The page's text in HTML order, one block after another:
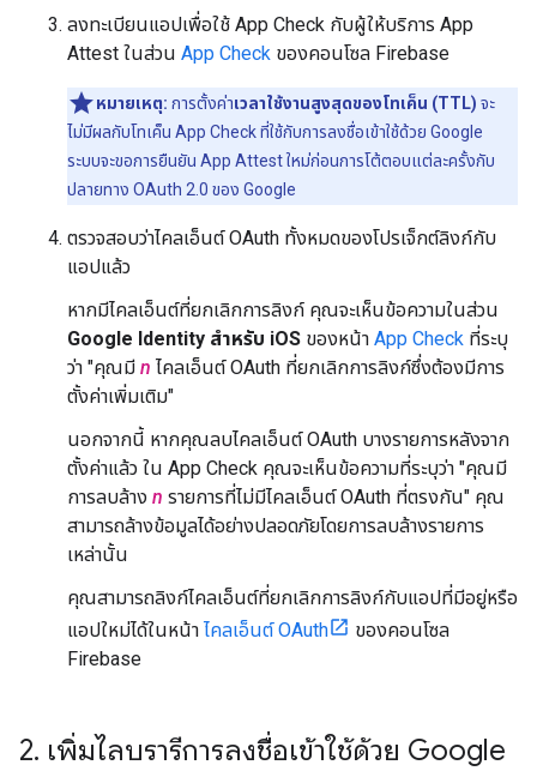
ลงทะเบียนแอปเพื่อใช้ App Check กับผู้ให้บริการ App
Attest ในส่วน App Check ของคอนโซล Firebase
หมายเหตุ: การตั้งค่าเวลาใช้งานสูงสุดของโทเค็น (TTL) จะ
ไม่มีผลกับโทเค็น App Check ที่ใช้กับการลงชื่อเข้าใช้ด้วย Google
ระบบจะขอการยืนยัน App Attest ใหม่ก่อนการโต้ตอบแต่ละครั้งกับ
ปลายทาง OAuth 2.0 ของ Google
ตรวจสอบว่าไคลเอ็นต์ OAuth ทั้งหมดของโปรเจ็กต์ลิงก์กับ
แอปแล้ว
หากมีไคลเอ็นต์ที่ยกเลิกการลิงก์ คุณจะเห็นข้อความในส่วน
Google Identity สำหรับ iOS ของหน้า App Check ที่ระบุ
ว่า "คุณมี n ไคลเอ็นต์ OAuth ที่ยกเลิกการลิงก์ซึ่งต้องมีการ
ตั้งค่าเพิ่มเติม"
นอกจากนี้ หากคุณลบไคลเอ็นต์ OAuth บางรายการหลังจาก
ตั้งค่าแล้ว ใน App Check คุณจะเห็นข้อความที่ระบุว่า "คุณมี
การลบล้าง n รายการที่ไม่มีไคลเอ็นต์ OAuth ที่ตรงกัน" คุณ
สามารถล้างข้อมูลได้อย่างปลอดภัยโดยการลบล้างรายการ
เหล่านั้น
คุณสามารถลิงก์ไคลเอ็นต์ที่ยกเลิกการลิงก์กับแอปที่มีอยู่หรือ
แอปใหม่ได้ในหน้า ไคลเอ็นต์ OAuth
ของคอนโซล
Firebase
2. เพิ่มไลบรารีการลงชื่อเข้าใช้ด้วย Google